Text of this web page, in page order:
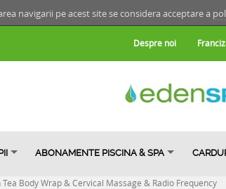
navigarii pe acest site se considera acceptare a
Despre noi
ABONAMENTE PISCINA & SPA
Body Wrap & Cervical Massage & Radio Frequency